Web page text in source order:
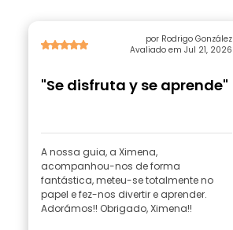
por Rodrigo González
Avaliado em Jul 21, 2026
"Se disfruta y se aprende"
A nossa guia, a Ximena,
acompanhou-nos de forma
fantástica, meteu-se totalmente no
papel e fez-nos divertir e aprender.
Adorámos!! Obrigado, Ximena!!